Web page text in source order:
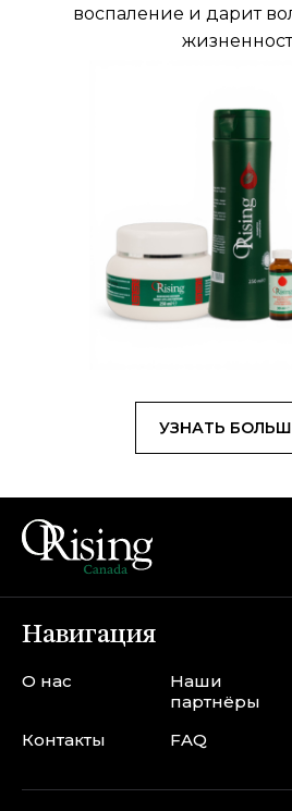
воспаление и дарит
УЗНАТЬ
Навигация
О нас
Наши
партнёры
Контакты FAQ